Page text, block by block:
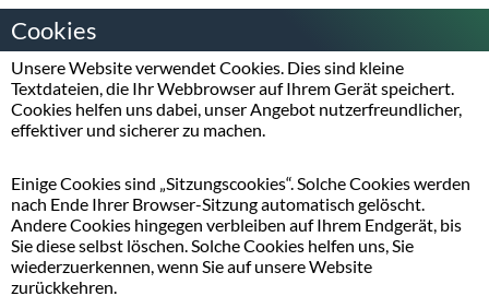
Cookies
Unsere Website verwendet Cookies. Dies sind kleine
Textdateien, die Ihr Webbrowser auf Ihrem Gerät speichert.
Cookies helfen uns dabei, unser Angebot nutzerfreundlicher,
effektiver und sicherer zu machen.
Einige Cookies sind „Sitzungscookies“. Solche Cookies werden
nach Ende Ihrer Browser-Sitzung automatisch gelöscht.
Andere Cookies hingegen verbleiben auf Ihrem Endgerät, bis
Sie diese selbst löschen. Solche Cookies helfen uns, Sie
wiederzuerkennen, wenn Sie auf unsere Website
zurückkehren.